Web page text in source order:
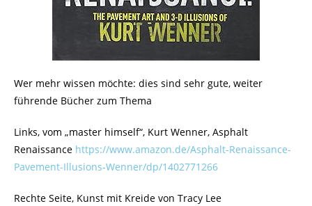
Wer mehr wissen möchte: dies sind sehr gute, weiter
führende Bücher zum Thema
Links, vom „master himself“, Kurt Wenner, Asphalt
Renaissance https://www.amazon.de/Asphalt-Renaissance-
Pavement-Illusions-Wenner/dp/1402771266
Rechte Seite, Kunst mit Kreide von Tracy Lee